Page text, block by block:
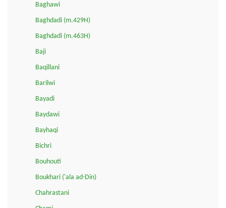
Baghawi
Baghdadi (m.429H)
Baghdadi (m.463H)
Baji
Baqillani
Barilwi
Bayadi
Baydawi
Bayhaqi
Bichri
Bouhouti
Boukhari ('ala ad-Din)
Chahrastani